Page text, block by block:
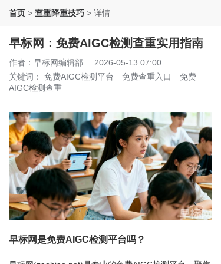
首页 > 查重降重技巧 > 详情
早标网：免费AIGC检测查重实用指南
作者：早标网编辑部
2026-05-13 07:00
关键词： 免费AIGC检测平台 免费查重入口
免费
AIGC检测查重
早标网是免费AIGC检测平台吗？